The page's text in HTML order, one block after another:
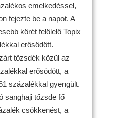
emelkedéssel,
fejezte be a napot. A
körét felölelő Topix
erősödött.
tőzsdék közül az
erősödött, a
százalékkal gyengült.
sanghaji tőzsde fő
csökkenést, a